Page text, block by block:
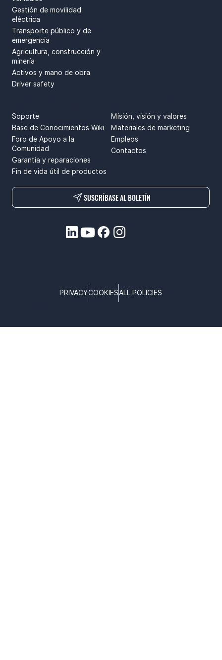
Gestión de movilidad
eléctrica
Transporte público y de
emergencia
Agricultura, construcción y
minería
Activos y mano de obra
Driver safety
Misión, visión y valores
Materiales de marketing
Empleos
Contactos
Soporte
Base de Conocimientos Wiki
Foro de Apoyo a la
Comunidad
Garantía y reparaciones
Fin de vida útil de productos
SUSCRÍBASE AL BOLETÍN
PRIVACYCOOKIESALL POLICIES